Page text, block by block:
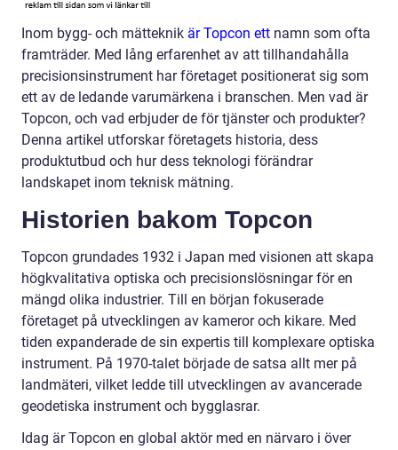
Inom bygg- och mätteknik är Topcon ett namn som ofta
framträder. Med lång erfarenhet av att tillhandahålla
precisionsinstrument har företaget positionerat sig som
ett av de ledande varumärkena i branschen. Men vad är
Topcon, och vad erbjuder de för tjänster och produkter?
Denna artikel utforskar företagets historia, dess
produktutbud och hur dess teknologi förändrar
landskapet inom teknisk mätning.
Historien bakom Topcon
Topcon grundades 1932 i Japan med visionen att skapa
högkvalitativa optiska och precisionslösningar för en
mängd olika industrier. Till en början fokuserade
företaget på utvecklingen av kameror och kikare. Med
tiden expanderade de sin expertis till komplexare optiska
instrument. På 1970-talet började de satsa allt mer på
landmäteri, vilket ledde till utvecklingen av avancerade
geodetiska instrument och bygglasrar.
Idag är Topcon en global aktör med en närvaro i över